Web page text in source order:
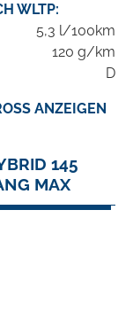
WLTP:
5,3 l/100km
120 g/km
D
ANZEIGEN
145
MAX